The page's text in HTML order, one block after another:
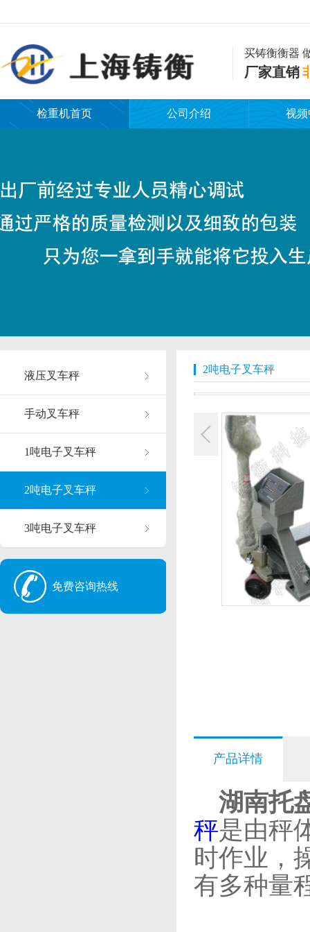
买铸衡衡器
厂家直销
检重机首页 公司介绍 视
液压叉车秤
手动叉车秤
1吨电子叉车秤
2吨电子叉车秤
3吨电子叉车秤
免费咨询热线
2吨电子叉车秤
产品详情
湖南托
秤是由秤
时作业，
有多种量